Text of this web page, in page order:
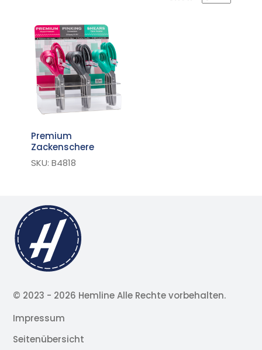
Premium
Zackenschere
SKU: B4818
© 2023 - 2026 Hemline Alle Rechte vorbehalten.
Impressum
Seitenübersicht